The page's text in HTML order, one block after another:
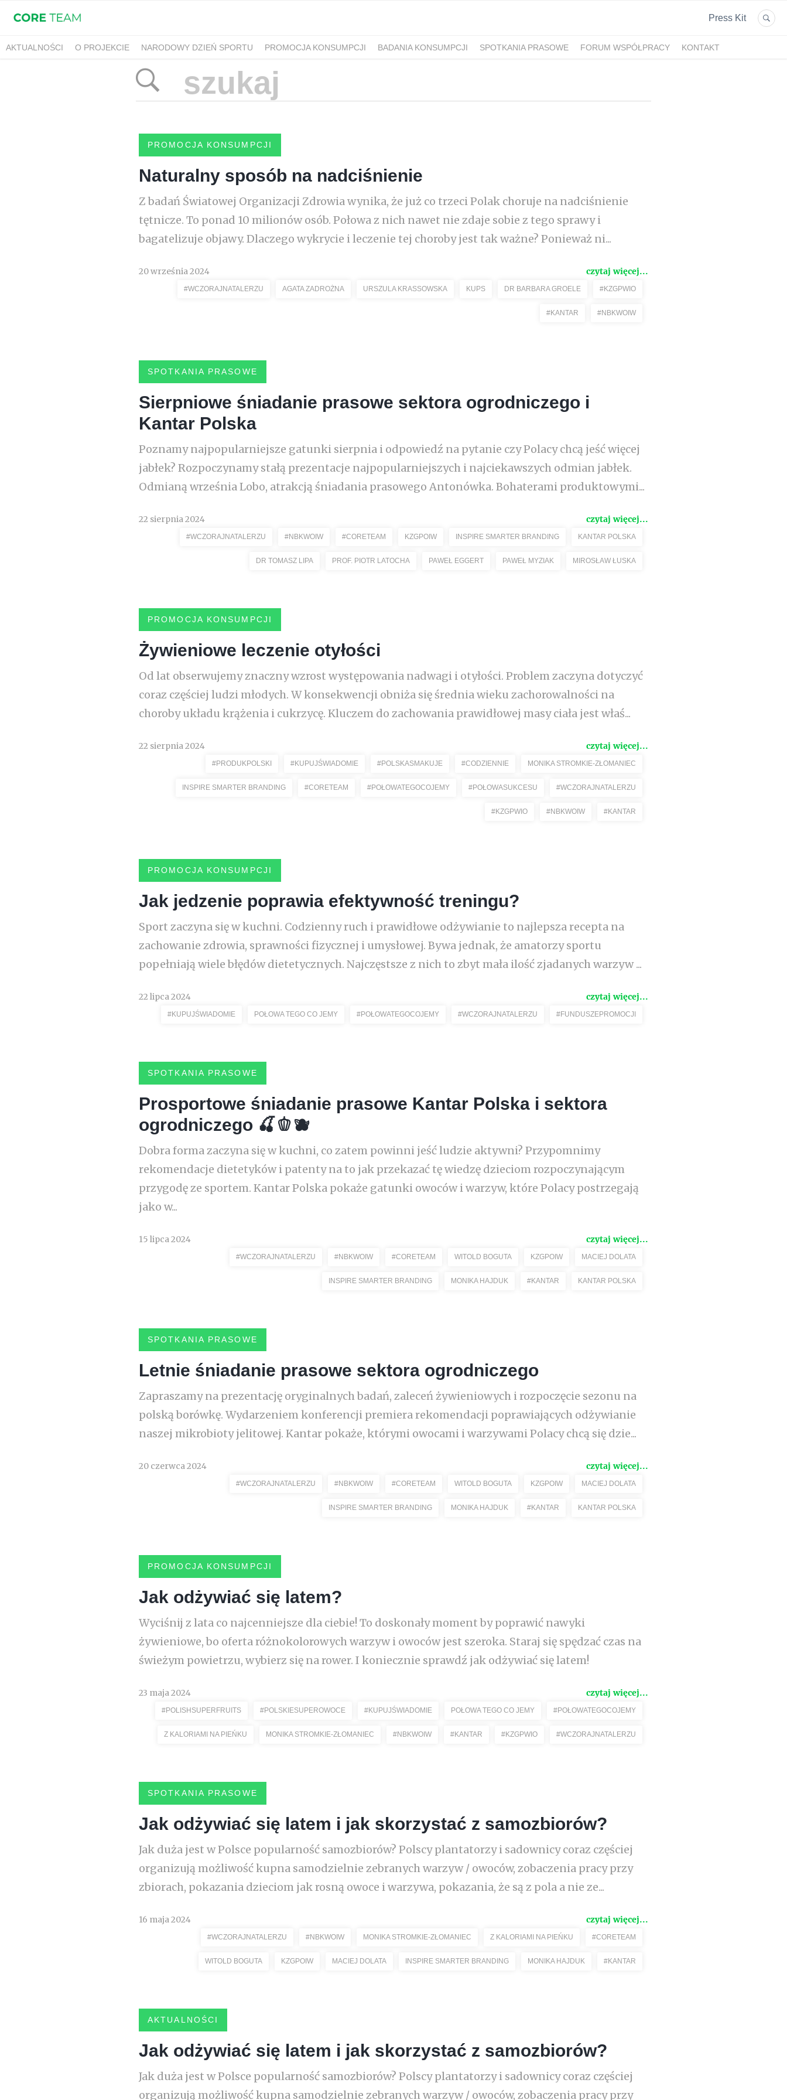
Press Kit
AKTUALNOŚCI O PROJEKCIE NARODOWY DZIEŃ SPORTU PROMOCJA KONSUMPCJI BADANIA KONSUMPCJI SPOTKANIA PRASOWE FORUM WSPÓŁPRACY KONTAKT
PROMOCJA KONSUMPCJI
Naturalny sposób na nadciśnienie
Z badań Światowej Organizacji Zdrowia wynika, że już co trzeci Polak choruje na nadciśnienie
tętnicze. To ponad 10 milionów osób. Połowa z nich nawet nie zdaje sobie z tego sprawy i
bagatelizuje objawy. Dlaczego wykrycie i leczenie tej choroby jest tak ważne? Ponieważ ni...
20 września 2024 czytaj więcej...
#WCZORAJNATALERZU AGATA ZADROŻNA URSZULA KRASSOWSKA KUPS DR BARBARA GROELE #KZGPWIO
#KANTAR #NBKWOIW
SPOTKANIA PRASOWE
Sierpniowe śniadanie prasowe sektora ogrodniczego i
Kantar Polska
Poznamy najpopularniejsze gatunki sierpnia i odpowiedź na pytanie czy Polacy chcą jeść więcej
jabłek? Rozpoczynamy stałą prezentacje najpopularniejszych i najciekawszych odmian jabłek.
Odmianą września Lobo, atrakcją śniadania prasowego Antonówka. Bohaterami produktowymi...
22 sierpnia 2024 czytaj więcej...
#WCZORAJNATALERZU #NBKWOIW #CORETEAM KZGPOIW INSPIRE SMARTER BRANDING KANTAR POLSKA
DR TOMASZ LIPA PROF. PIOTR LATOCHA PAWEŁ EGGERT PAWEŁ MYZIAK MIROSŁAW ŁUSKA
PROMOCJA KONSUMPCJI
Żywieniowe leczenie otyłości
Od lat obserwujemy znaczny wzrost występowania nadwagi i otyłości. Problem zaczyna dotyczyć
coraz częściej ludzi młodych. W konsekwencji obniża się średnia wieku zachorowalności na
choroby układu krążenia i cukrzycę. Kluczem do zachowania prawidłowej masy ciała jest właś...
22 sierpnia 2024 czytaj więcej...
#PRODUKPOLSKI #KUPUJŚWIADOMIE #POLSKASMAKUJE #CODZIENNIE MONIKA STROMKIE-ZŁOMANIEC
INSPIRE SMARTER BRANDING #CORETEAM #POŁOWATEGOCOJEMY #POŁOWASUKCESU #WCZORAJNATALERZU
#KZGPWIO #NBKWOIW #KANTAR
PROMOCJA KONSUMPCJI
Jak jedzenie poprawia efektywność treningu?
Sport zaczyna się w kuchni. Codzienny ruch i prawidłowe odżywianie to najlepsza recepta na
zachowanie zdrowia, sprawności fizycznej i umysłowej. Bywa jednak, że amatorzy sportu
popełniają wiele błędów dietetycznych. Najczęstsze z nich to zbyt mała ilość zjadanych warzyw ...
22 lipca 2024 czytaj więcej...
#KUPUJŚWIADOMIE POŁOWA TEGO CO JEMY #POŁOWATEGOCOJEMY #WCZORAJNATALERZU #FUNDUSZEPROMOCJI
SPOTKANIA PRASOWE
Prosportowe śniadanie prasowe Kantar Polska i sektora
ogrodniczego 🍒🫑🫐
Dobra forma zaczyna się w kuchni, co zatem powinni jeść ludzie aktywni? Przypomnimy
rekomendacje dietetyków i patenty na to jak przekazać tę wiedzę dzieciom rozpoczynającym
przygodę ze sportem. Kantar Polska pokaże gatunki owoców i warzyw, które Polacy postrzegają
jako w...
15 lipca 2024 czytaj więcej...
#WCZORAJNATALERZU #NBKWOIW #CORETEAM WITOLD BOGUTA KZGPOIW MACIEJ DOLATA
INSPIRE SMARTER BRANDING MONIKA HAJDUK #KANTAR KANTAR POLSKA
SPOTKANIA PRASOWE
Letnie śniadanie prasowe sektora ogrodniczego
Zapraszamy na prezentację oryginalnych badań, zaleceń żywieniowych i rozpoczęcie sezonu na
polską borówkę. Wydarzeniem konferencji premiera rekomendacji poprawiających odżywianie
naszej mikrobioty jelitowej. Kantar pokaże, którymi owocami i warzywami Polacy chcą się dzie...
20 czerwca 2024 czytaj więcej...
#WCZORAJNATALERZU #NBKWOIW #CORETEAM WITOLD BOGUTA KZGPOIW MACIEJ DOLATA
INSPIRE SMARTER BRANDING MONIKA HAJDUK #KANTAR KANTAR POLSKA
PROMOCJA KONSUMPCJI
Jak odżywiać się latem?
Wyciśnij z lata co najcenniejsze dla ciebie! To doskonały moment by poprawić nawyki
żywieniowe, bo oferta różnokolorowych warzyw i owoców jest szeroka. Staraj się spędzać czas na
świeżym powietrzu, wybierz się na rower. I koniecznie sprawdź jak odżywiać się latem!
23 maja 2024 czytaj więcej...
#POLISHSUPERFRUITS #POLSKIESUPEROWOCE #KUPUJŚWIADOMIE POŁOWA TEGO CO JEMY #POŁOWATEGOCOJEMY
Z KALORIAMI NA PIEŃKU MONIKA STROMKIE-ZŁOMANIEC #NBKWOIW #KANTAR #KZGPWIO #WCZORAJNATALERZU
SPOTKANIA PRASOWE
Jak odżywiać się latem i jak skorzystać z samozbiorów?
Jak duża jest w Polsce popularność samozbiorów? Polscy plantatorzy i sadownicy coraz częściej
organizują możliwość kupna samodzielnie zebranych warzyw / owoców, zobaczenia pracy przy
zbiorach, pokazania dzieciom jak rosną owoce i warzywa, pokazania, że są z pola a nie ze...
16 maja 2024 czytaj więcej...
#WCZORAJNATALERZU #NBKWOIW MONIKA STROMKIE-ZŁOMANIEC Z KALORIAMI NA PIEŃKU #CORETEAM
WITOLD BOGUTA KZGPOIW MACIEJ DOLATA INSPIRE SMARTER BRANDING MONIKA HAJDUK #KANTAR
AKTUALNOŚCI
Jak odżywiać się latem i jak skorzystać z samozbiorów?
Jak duża jest w Polsce popularność samozbiorów? Polscy plantatorzy i sadownicy coraz częściej
organizują możliwość kupna samodzielnie zebranych warzyw / owoców, zobaczenia pracy przy